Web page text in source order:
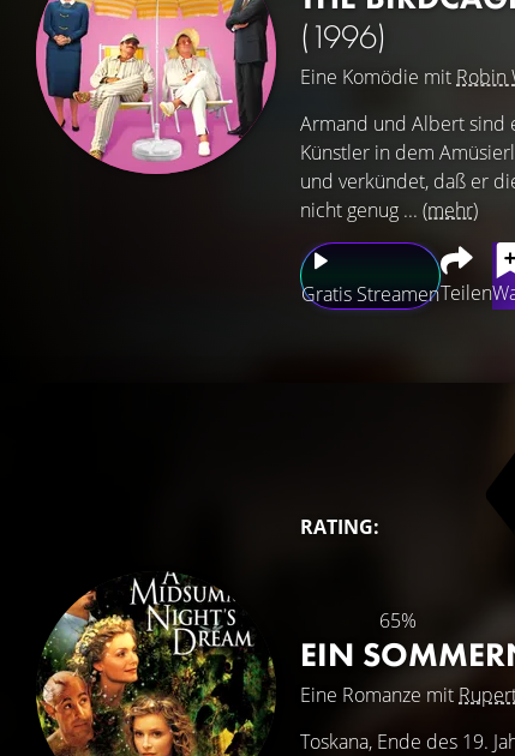
(1996)
Eine Komödie mit Robin
Gratis StreamenTeilen
Armand und Albert sind
Künstler in dem
und verkündet, daß er
nicht genug ... (mehr)
RATING:
65%
EIN
Eine Romanze mit
Toskana, Ende des 19.